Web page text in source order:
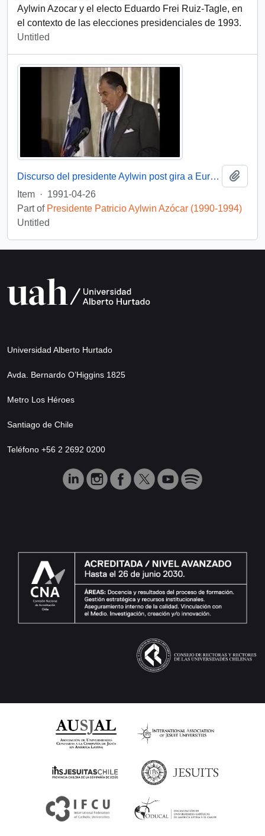
Aylwin Azocar y el electo Eduardo Frei Ruiz-Tagle, en
el contexto de las elecciones presidenciales de 1993.
Untitled
Discurso del presidente Aylwin post gira a Europa : video
Item · 1991-04-26
Part of Presidente Patricio Aylwin Azócar (1990-1994)
Untitled
Universidad Alberto Hurtado
Avda. Bernardo O’Higgins 1825
Metro Los Héroes
Santiago de Chile
Teléfono +56 2 2692 0200